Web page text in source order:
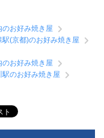
のお好み焼き屋
駅(京都)のお好み焼き屋
のお好み焼き屋
駅のお好み焼き屋